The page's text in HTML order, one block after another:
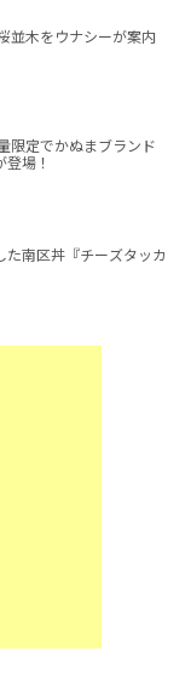
並木をウナシーが案内
限定でかぬまブランド
場！
南区丼『チーズタッカ